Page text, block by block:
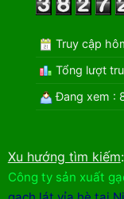
Truy cập
Tổng lượt
Đang xem :
Xu hướng tìm kiếm:
Công ty sản xuất